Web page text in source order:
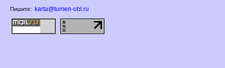
Пишите: karta@tumen-obl.ru